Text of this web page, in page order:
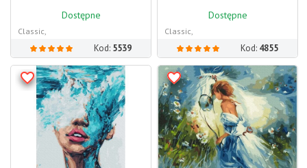
Dostępne
Classic,
Kod: 5539
Dostępne
Classic,
Kod: 4855